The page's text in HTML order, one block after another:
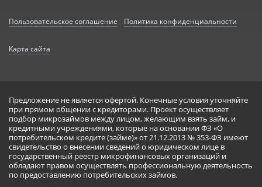
Пользовательское соглашение Политика конфиденциальности
Карта сайта
Предложение не является офертой. Конечные условия уточняйте
при прямом общении с кредиторами. Проект осуществляет
подбор микрозаймов между лицом, желающим взять займ, и
кредитными учреждениями, которые на основании ФЗ «О
потребительском кредите (займе)» от 21.12.2013 № 353-ФЗ имеют
свидетельство о внесении сведений о юридическом лице в
государственный реестр микрофинансовых организаций и
обладают правом осуществлять профессиональную деятельность
по предоставлению потребительских займов.